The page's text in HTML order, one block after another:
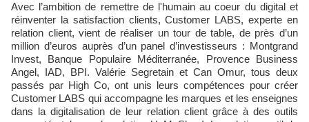
Avec l’ambition de remettre de l'humain au coeur du digital et
réinventer la satisfaction clients, Customer LABS, experte en
relation client, vient de réaliser un tour de table, de près d’un
million d’euros auprès d’un panel d’investisseurs : Montgrand
Invest, Banque Populaire Méditerranée, Provence Business
Angel, IAD, BPI. Valérie Segretain et Can Omur, tous deux
passés par High Co, ont unis leurs compétences pour créer
Customer LABS qui accompagne les marques et les enseignes
dans la digitalisation de leur relation client grâce à des outils